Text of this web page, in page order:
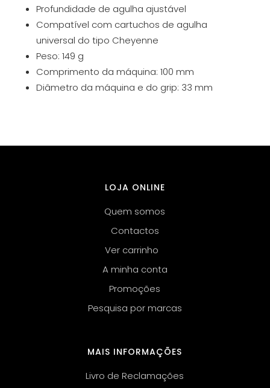
Profundidade de agulha ajustável
Compatível com cartuchos de agulha
universal do tipo Cheyenne
Peso: 149 g
Comprimento da máquina: 100 mm
Diâmetro da máquina e do grip: 33 mm
LOJA ONLINE
Quem somos
Contactos
Ver carrinho
A minha conta
Promoções
Pesquisa por marcas
MAIS INFORMAÇÕES
Livro de Reclamações